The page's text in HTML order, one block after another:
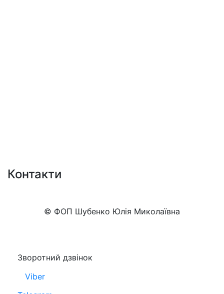
Контакти
© ФОП Шубенко Юлія Миколаївна
Зворотний дзвінок
Viber